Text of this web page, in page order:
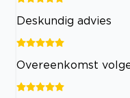
Deskundig advies
Overeenkomst